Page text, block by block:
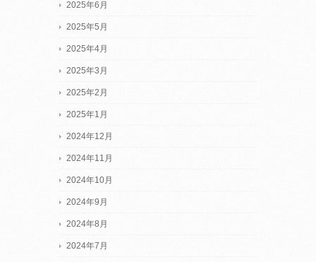
2025年6月
2025年5月
2025年4月
2025年3月
2025年2月
2025年1月
2024年12月
2024年11月
2024年10月
2024年9月
2024年8月
2024年7月